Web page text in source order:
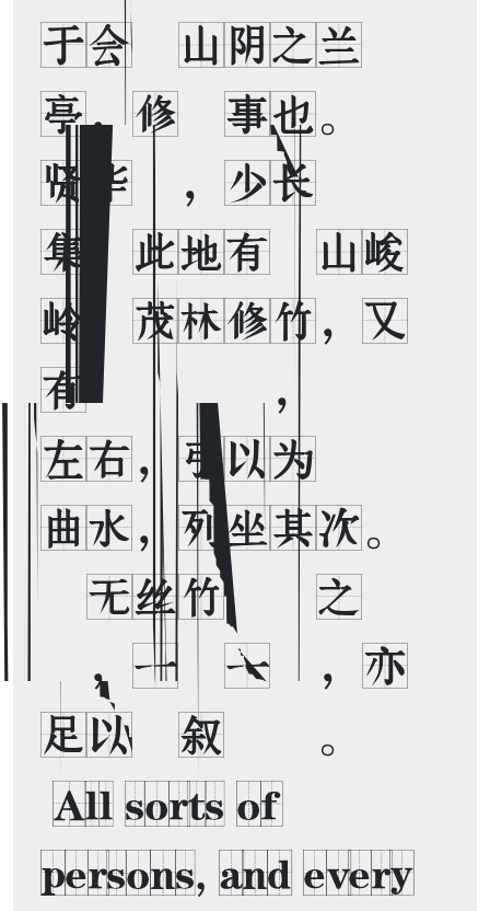
于会稽山阴之兰
亭，修禊事也。群
贤毕至，少长咸
集。此地有崇山峻
岭，茂林修竹，又
有清流激湍，映带
左右，引以为流觞
曲水，列坐其次。
虽无丝竹管弦之
盛，一觞一咏，亦
足以畅叙幽情。
persons, and every